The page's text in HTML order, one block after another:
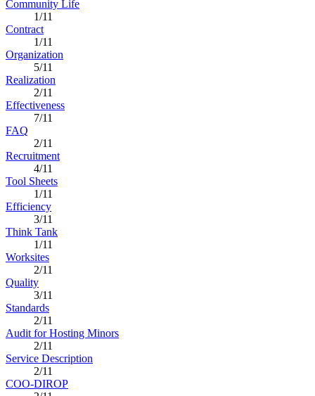
Community Life
1/11
Contract
1/11
Organization
5/11
Realization
2/11
Effectiveness
7/11
FAQ
2/11
Recruitment
4/11
Tool Sheets
1/11
Efficiency
3/11
Think Tank
1/11
Worksites
2/11
Quality
3/11
Standards
2/11
Audit for Hosting Minors
2/11
Service Description
2/11
COO-DIROP